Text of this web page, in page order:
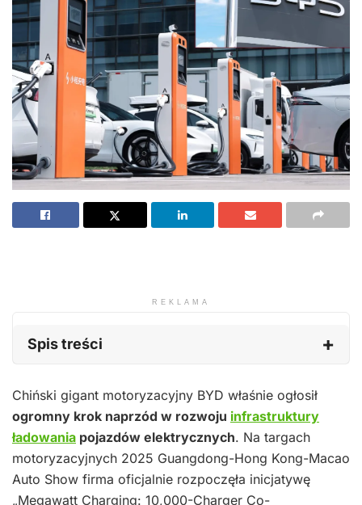
REKLAMA
Spis treści
Chiński gigant motoryzacyjny BYD właśnie ogłosił
ogromny krok naprzód w rozwoju infrastruktury
ładowania pojazdów elektrycznych. Na targach
motoryzacyjnych 2025 Guangdong-Hong Kong-Macao
Auto Show firma oficjalnie rozpoczęła inicjatywę
„Megawatt Charging: 10,000-Charger Co-